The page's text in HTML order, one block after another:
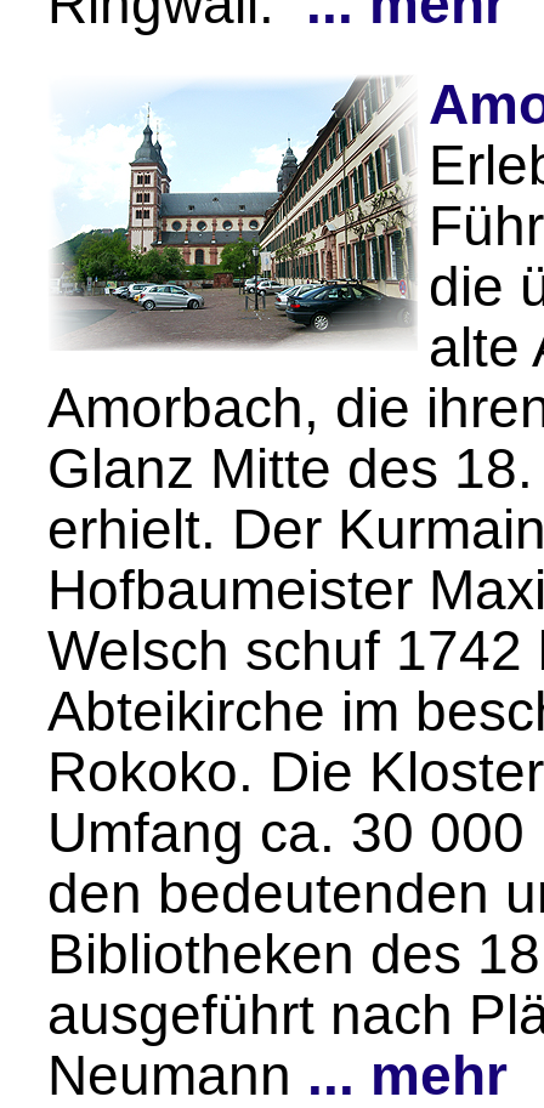
die
alte
Amorbach, die
Glanz Mitte des
erhielt. Der
Hofbaumeister
Welsch schuf 1742
Abteikirche im
Rokoko. Die
Umfang ca. 30
den bedeutenden
Bibliotheken des
ausgeführt nach
Neumann ... mehr